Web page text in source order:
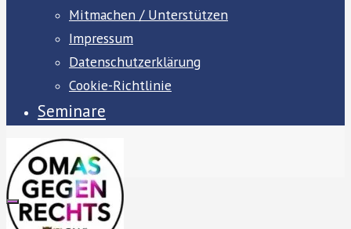
Mitmachen / Unterstützen
Impressum
Datenschutzerklärung
Cookie-Richtlinie
Seminare